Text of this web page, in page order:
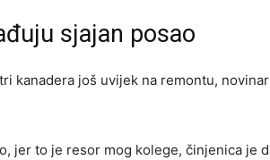
sjajan posao
kanadera još uvijek na remontu,
jer to je resor mog kolege, činjenica je